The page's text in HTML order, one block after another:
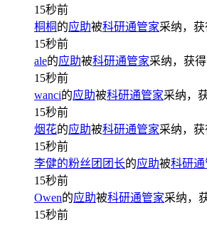
15秒前
桐桐 的应助被科研通管家采纳，获
15秒前
ale的应助被科研通管家采纳，获得
15秒前
wanci的应助被科研通管家采纳，
15秒前
烟花的应助被科研通管家采纳，获
15秒前
李健的粉丝团团长的应助被科研通
15秒前
Owen的应助被科研通管家采纳，
15秒前